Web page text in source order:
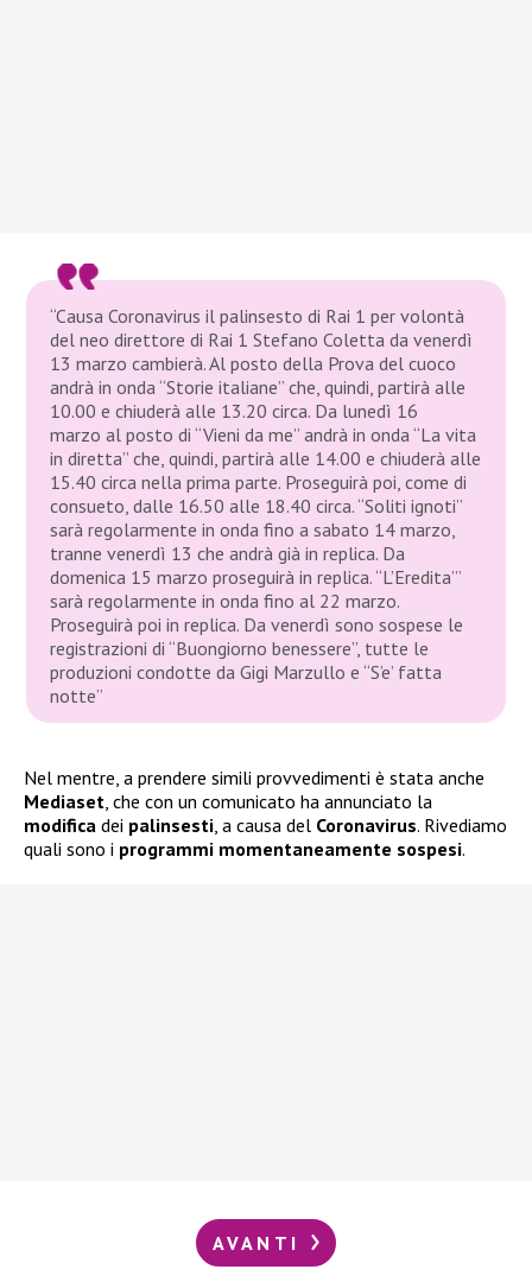
“Causa Coronavirus il palinsesto di Rai 1 per volontà
del neo direttore di Rai 1 Stefano Coletta da venerdì
13 marzo cambierà. Al posto della Prova del cuoco
andrà in onda “Storie italiane” che, quindi, partirà alle
10.00 e chiuderà alle 13.20 circa. Da lunedì 16
marzo al posto di “Vieni da me” andrà in onda “La vita
in diretta” che, quindi, partirà alle 14.00 e chiuderà alle
15.40 circa nella prima parte. Proseguirà poi, come di
consueto, dalle 16.50 alle 18.40 circa.“Soliti ignoti”
sarà regolarmente in onda fino a sabato 14 marzo,
tranne venerdì 13 che andrà già in replica. Da
domenica 15 marzo proseguirà in replica. “L’Eredita’”
sarà regolarmente in onda fino al 22 marzo.
Proseguirà poi in replica. Da venerdì sono sospese le
registrazioni di “Buongiorno benessere”, tutte le
produzioni condotte da Gigi Marzullo e “S’e’ fatta
notte”
Nel mentre, a prendere simili provvedimenti è stata anche
Mediaset , che con un comunicato ha annunciato la
modifica dei palinsesti , a causa del Coronavirus. Rivediamo
quali sono i programmi momentaneamente sospesi.
AVANTI